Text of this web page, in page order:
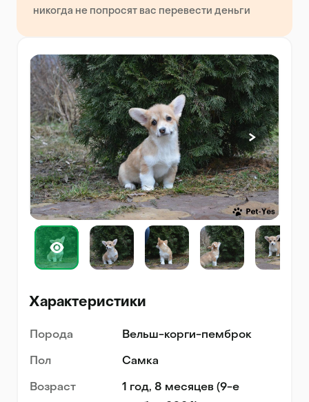
никогда не попросят вас перевести деньги
Характеристики
Порода Вельш-корги-пемброк
Пол Самка
Возраст
1 год, 8 месяцев (9-е